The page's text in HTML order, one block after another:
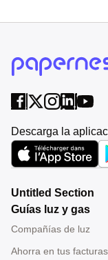
Descarga la
Untitled Section
Guías luz y gas
Compañías de luz
Ahorra en tus facturas